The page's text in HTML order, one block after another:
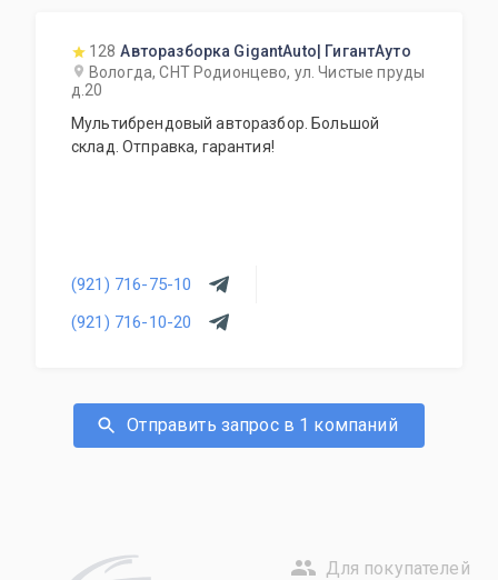
128 Авторазборка GigantAuto| ГигантАуто
Вологда, СНТ Родионцево, ул. Чистые пруды
д.20
Мультибрендовый авторазбор. Большой
склад. Отправка, гарантия!
(921) 716-75-10
(921) 716-10-20
Отправить запрос в 1 компаний
Для покупателей